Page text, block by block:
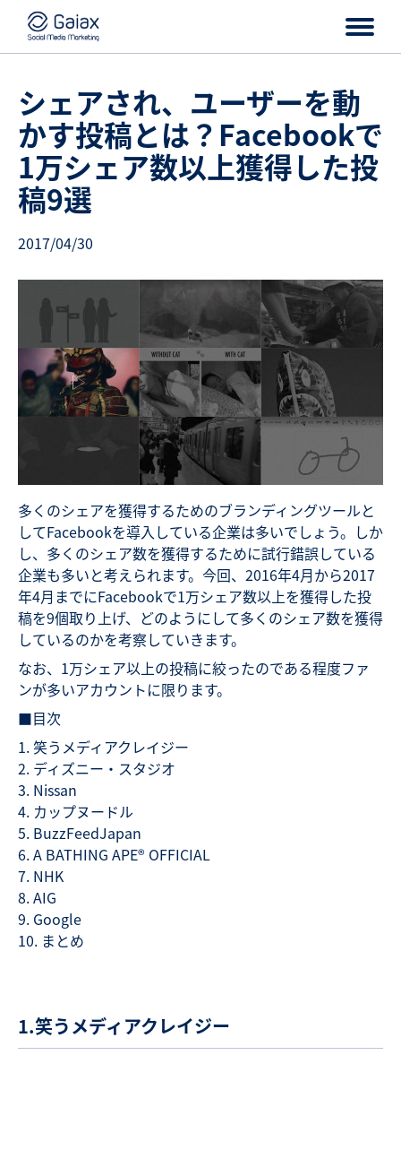
シェアされ、ユーザーを動
かす投稿とは？Facebookで
1万シェア数以上獲得した投
稿9選
2017/04/30
多くのシェアを獲得するためのブランディングツールと
してFacebookを導入している企業は多いでしょう。しか
し、多くのシェア数を獲得するために試行錯誤している
企業も多いと考えられます。今回、2016年4月から2017
年4月までにFacebookで1万シェア数以上を獲得した投
稿を9個取り上げ、どのようにして多くのシェア数を獲得
しているのかを考察していきます。
なお、1万シェア以上の投稿に絞ったのである程度ファ
ンが多いアカウントに限ります。
■目次
笑うメディアクレイジー
ディズニー・スタジオ
Nissan
カップヌードル
BuzzFeedJapan
A BATHING APE® OFFICIAL
NHK
AIG
Google
まとめ
1.笑うメディアクレイジー